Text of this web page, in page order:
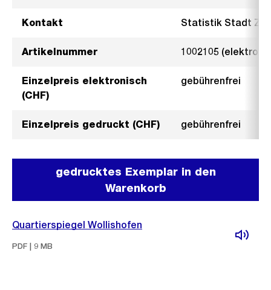
Kontakt Statistik Stadt
Artikelnummer 1002105
Einzelpreis elektronisch
(CHF)
gebührenfrei
Einzelpreis gedruckt (CHF) gebührenfrei
gedrucktes Exemplar in den
Warenkorb
Quartierspiegel Wollishofen
PDF | 9 MB